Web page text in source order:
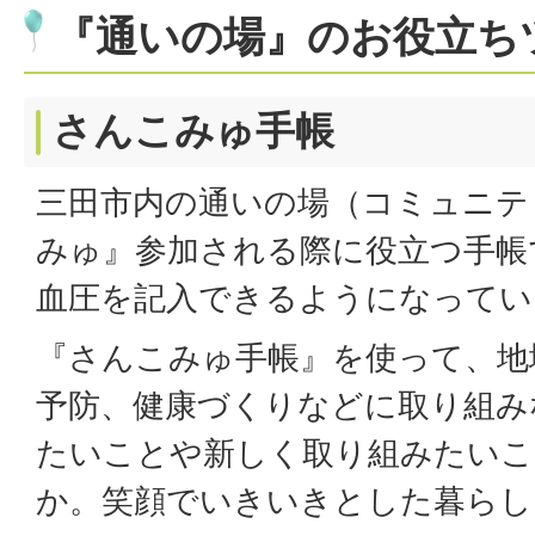
『通いの場』のお役立
さんこみゅ手帳
三田市内の通いの場（コミュニ
みゅ』参加される際に役立つ手
血圧を記入できるようになって
『さんこみゅ手帳』を使って、
予防、健康づくりなどに取り組
たいことや新しく取り組みたい
か。笑顔でいきいきとした暮ら